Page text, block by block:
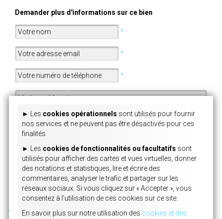
Demander plus d'informations sur ce bien
*
*
*
*
*: champs obligatoires
« Retour à la liste des annonces
► Les cookies opérationnels sont utilisés pour fournir
nos services et ne peuvent pas être désactivés pour ces
finalités.
► Les cookies de fonctionnalités ou facultatifs sont
utilisés pour afficher des cartes et vues virtuelles, donner
des notations et statistiques, lire et écrire des
commentaires, analyser le trafic et partager sur les
réseaux sociaux. Si vous cliquez sur « Accepter », vous
consentez à l'utilisation de ces cookies sur ce site.
En savoir plus sur notre utilisation des cookies et des